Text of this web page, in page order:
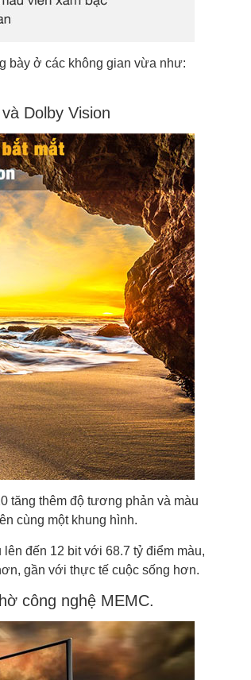
bày ở các không gian vừa như:
Dolby Vision
tăng thêm độ tương phản và màu
cùng một khung hình.
đến 12 bit với 68.7 tỷ điểm màu,
gần với thực tế cuộc sống hơn.
công nghệ MEMC.